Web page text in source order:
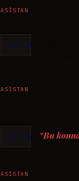
ASISTAN
ARAYAN
ASISTAN
ARAYAN “Bu
ASISTAN